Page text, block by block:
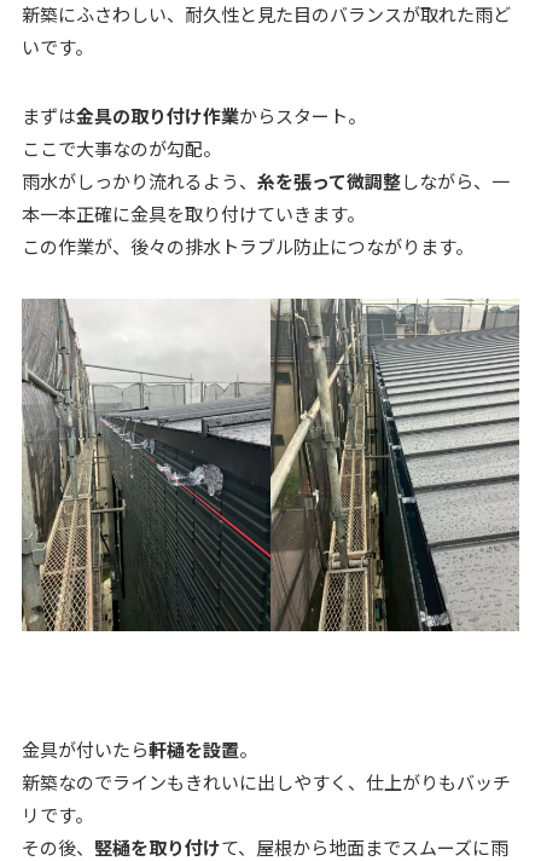
新築にふさわしい、耐久性と見た目のバランスが取れた雨ど
いです。
まずは金具の取り付け作業からスタート。
ここで大事なのが勾配。
雨水がしっかり流れるよう、 糸を張って微調整しながら、一
本一本正確に金具を取り付けていきます。
この作業が、後々の排水トラブル防止につながります。
金具が付いたら軒樋を設置。
新築なのでラインもきれいに出しやすく、仕上がりもバッチ
リです。
その後、 竪樋を取り付けて、屋根から地面までスムーズに雨